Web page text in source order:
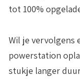
tot 100%
Wil je vervolgens
powerstation
stukje langer